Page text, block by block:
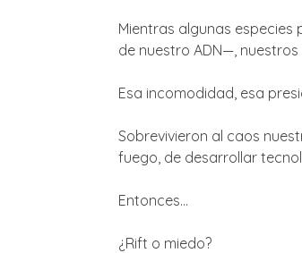
Mientras algunas
de nuestro ADN—,
Esa incomodidad, esa
Sobrevivieron al caos
fuego, de desarrollar
Entonces…
¿Rift o miedo?